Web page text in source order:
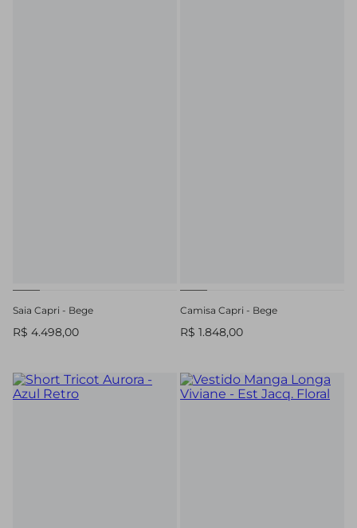
Saia Capri - Bege
R$ 4.498,00
Camisa Capri - Bege
R$ 1.848,00